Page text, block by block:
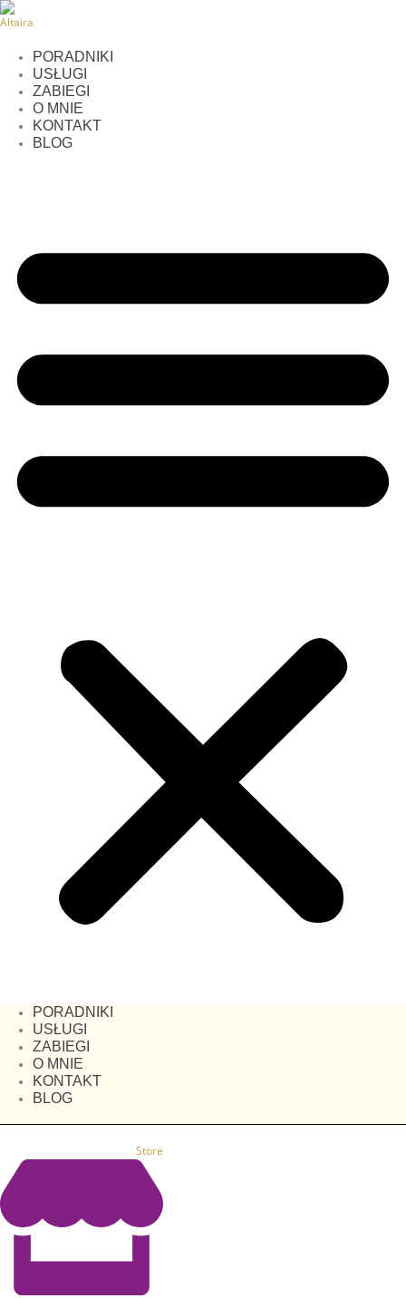
Przejdź
do
PORADNIKI
USŁUGI
ZABIEGI
O MNIE
KONTAKT
BLOG
PORADNIKI
USŁUGI
ZABIEGI
O MNIE
KONTAKT
BLOG
Store